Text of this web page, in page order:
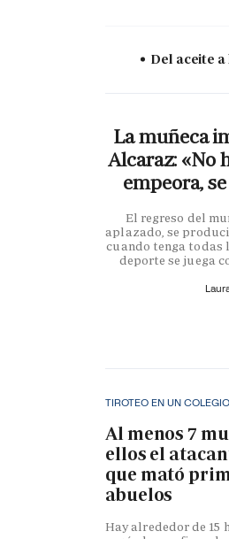
Del aceite
La muñeca
Alcaraz: «No
empeora,
El regreso del
aplazado, se
cuando tenga todas
deporte se juega
TIROTEO EN UN
Al menos 7
ellos el
que mató
abuelos
Hay alrededor de 15